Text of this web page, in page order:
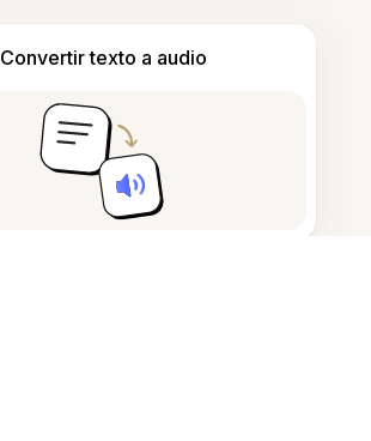
Convertir texto a audio